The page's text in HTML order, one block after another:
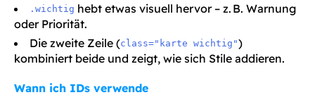
.wichtig hebt etwas visuell hervor – z. B. Warnung
oder Priorität.
Die zweite Zeile (class="karte wichtig")
kombiniert beide und zeigt, wie sich Stile addieren.
Wann ich IDs verwende